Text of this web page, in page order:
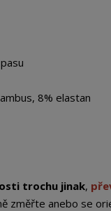
8% elastan
trochu jinak,
změřte anebo se